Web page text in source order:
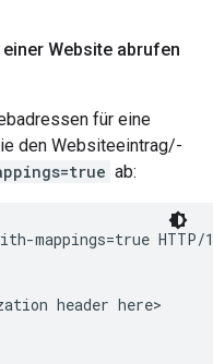
Website abrufen
für eine
den Websiteeintrag/-
ab:
mappings=true HTTP/
header here>